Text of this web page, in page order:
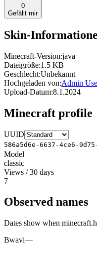
0
Gefällt mir
Skin-
Minecraft-Version:java
Dateigröße:1.5 KB
Geschlecht:Unbekannt
Hochgeladen von:Admin
Upload-Datum:8.1.2024
Minecraft profile
UUID
586a5d6e-6637-4ce6-
Model
classic
Views / 30 days
7
Observed names
Dates show when
Bwavi—